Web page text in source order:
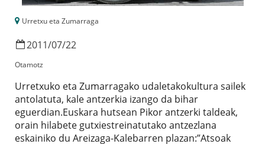
Urretxu eta Zumarraga
2011/07/22
Otamotz
Urretxuko eta Zumarragako udaletakokultura sailek
antolatuta, kale antzerkia izango da bihar
eguerdian.Euskara hutsean Pikor antzerki taldeak,
orain hilabete gutxiestreinatutako antzezlana
eskainiko du Areizaga-Kalebarren plazan:”Atsoak